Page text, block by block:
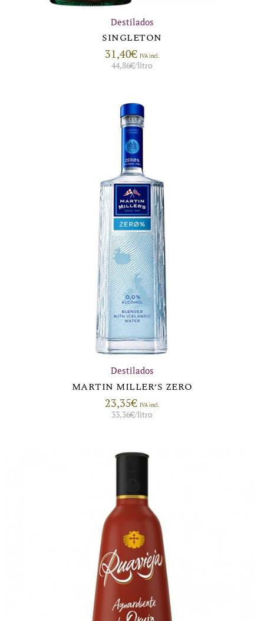
Destilados
SINGLETON
31,40€ IVA incl.
44,86€/litro
Destilados
MARTIN MILLER’S ZERO
23,35€ IVA incl.
33,36€/litro